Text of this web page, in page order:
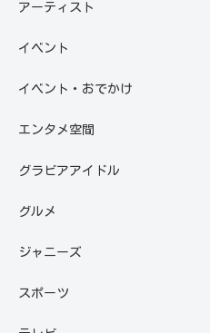
アーティスト
イベント
イベント・おでかけ
エンタメ空間
グラビアアイドル
グルメ
ジャニーズ
スポーツ